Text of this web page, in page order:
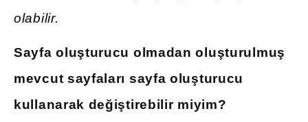
olabilir.
Sayfa oluşturucu olmadan oluşturulmuş
mevcut sayfaları sayfa oluşturucu
kullanarak değiştirebilir miyim?